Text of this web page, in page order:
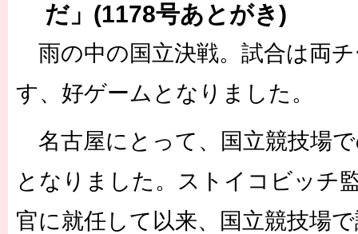
［3222号］史上最大のW杯開幕 注目は「個」
長谷川 アーリアジャスールさんがシンポジウム「気候変動から命
だ」(1178号あとがき)
雨の中の国立決戦。試合は両
す、好ゲームとなりました。
名古屋にとって、国立競技場
となりました。ストイコビッチ
官に就任して以来、国立競技場